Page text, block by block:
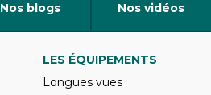
Nos blogs Nos vidéos
LES ÉQUIPEMENTS
Longues vues